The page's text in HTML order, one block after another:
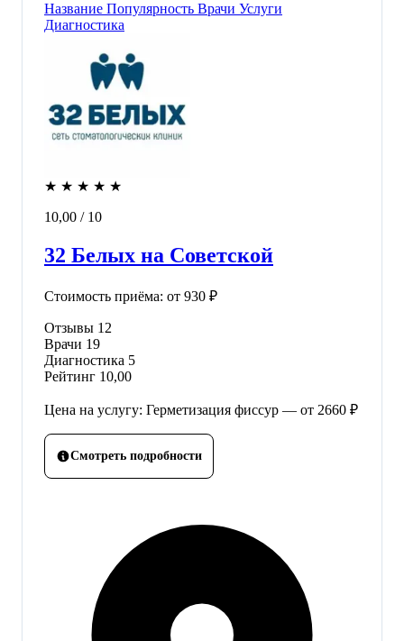
Название Популярность Врачи Услуги
Диагностика
★ ★ ★ ★ ★
10,00 / 10
32 Белых на Советской
Стоимость приёма: от 930 ₽
Отзывы 12
Врачи 19
Диагностика 5
Рейтинг 10,00
Цена на услугу: Герметизация фиссур — от 2660 ₽
Смотреть подробности